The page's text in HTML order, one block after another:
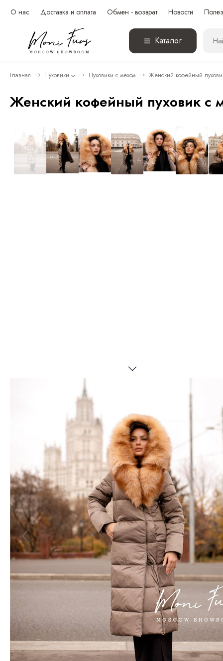
О нас Доставка и оплата Обмен - возврат Новости
Каталог
Главная Пуховики Пуховики с мехом Женский кофейный
Женский кофейный пуховик